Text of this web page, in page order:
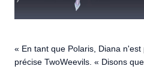
« En tant que Polaris, Diana n'est
précise TwoWeevils. « Disons